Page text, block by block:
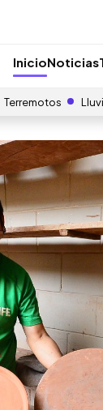
InicioNoticias
Terremotos